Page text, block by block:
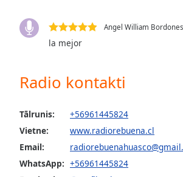
Subtitles
opens
subtitles
dialog
subtitles
off,
selected
Angel William
la mejor
Radio kontakti
Tālrunis:
+56961445824
Vietne:
www.radiorebuena.cl
Email:
WhatsApp: +56961445824